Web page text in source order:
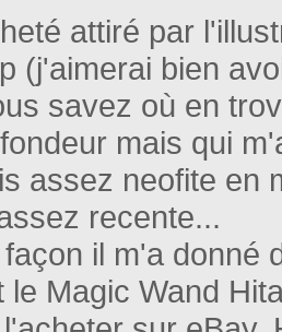
attiré par
(j'aimerai bien
savez où en
mais qui
assez neofite en
recente...
il m'a donné
le Magic Wand